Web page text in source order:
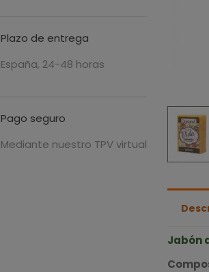
Plazo de entrega
España, 24-48 horas
Pago seguro
Mediante nuestro TPV virtual
Jabón